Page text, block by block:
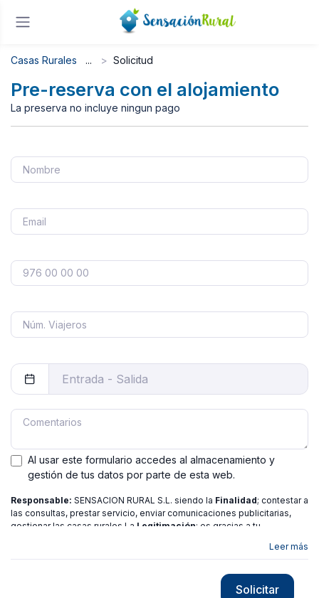
Casas Rurales Solicitud
Pre-reserva con el alojamiento
La preserva no incluye ningun pago
Al usar este formulario accedes al almacenamiento y
gestión de tus datos por parte de esta web.
Responsable: SENSACION RURAL S.L. siendo la Finalidad; contestar a
las consultas, prestar servicio, enviar comunicaciones publicitarias,
gestionar las casas rurales La Legitimación; es gracias a tu
de Acceso,
política de privacidad
Leer más
Solicitar